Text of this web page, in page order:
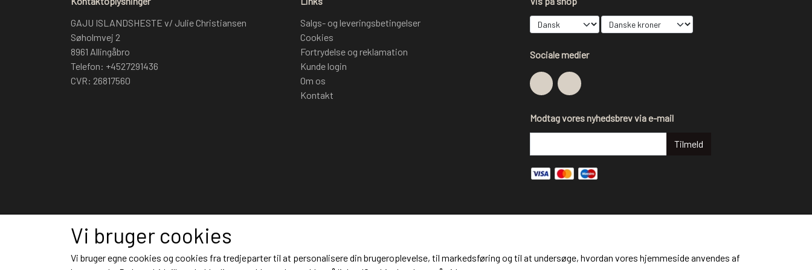
GAJU ISLANDSHESTE v/ Julie Christiansen
Søholmvej 2
8961 Allingåbro
Telefon: +4527291436
CVR: 26817560
Salgs- og leveringsbetingelser
Cookies
Fortrydelse og reklamation
Kunde login
Om os
Kontakt
Sociale medier
Modtag vores nyhedsbrev via e-mail
Tilmeld
Vi bruger cookies
Vi bruger egne cookies og cookies fra tredjeparter til at personalisere din brugeroplevelse, til markedsføring og til at undersøge, hvordan vores hjemmeside anvendes af